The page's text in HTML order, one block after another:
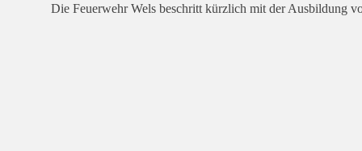
Die Feuerwehr Wels beschritt kürzlich mit der Ausbildung